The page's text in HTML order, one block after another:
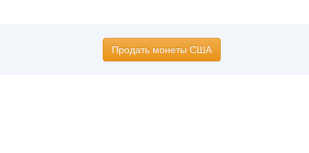
Продать монеты США